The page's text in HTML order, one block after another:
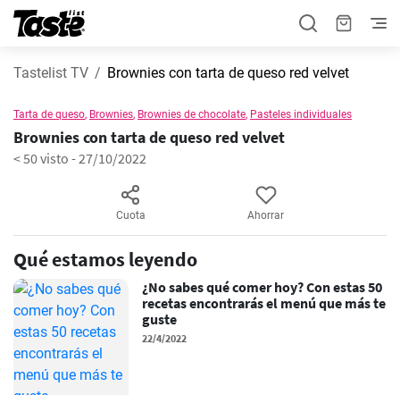
Tastelist TV Brownies con tarta de queso red velvet
Tarta de queso, Brownies, Brownies de chocolate, Pasteles individuales
Brownies con tarta de queso red velvet
< 50 visto -27/10/2022
Cuota Ahorrar
Qué estamos leyendo
¿No sabes qué comer hoy? Con estas 50
recetas encontrarás el menú que más te
guste
22/4/2022